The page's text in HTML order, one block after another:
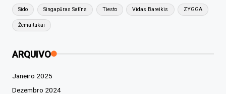
Sido Singapūras Satīns Tiesto Vidas Bareikis ZYGGA
Žemaitukai
ARQUIVO
Janeiro 2025
Dezembro 2024